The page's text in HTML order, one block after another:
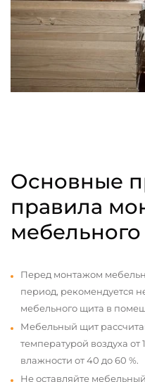
Основные
правила
Перед монтажом
период, рекомендуется
мебельного щита в
Мебельный щит
температурой воздуха от
влажности от 40 до 60 %.
Не оставляйте